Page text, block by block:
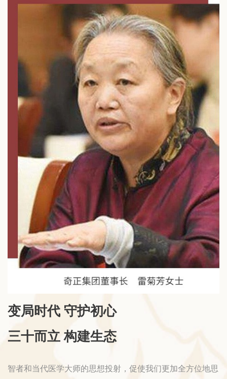
变局时代 守护初心
三十而立 构建生态
智者和当代医学大师的思想投射，促使我们更加全方位地思